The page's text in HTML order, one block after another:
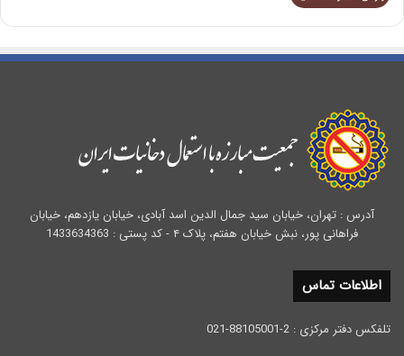
آدرس : تهران، خیابان سید جمال الدین اسد آبادی، خیابان یازدهم، خیابان
فراهانی پور، نبش خیابان هفتم، پلاک ۴ - کد پستی : 1433634363
اطلاعات تماس
تلفکس دفتر مرکزی : 2-88105001-021